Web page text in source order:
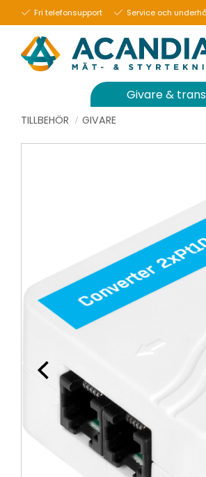
Fri telefonsupport Service och
Givare &
TILLBEHÖR GIVARE